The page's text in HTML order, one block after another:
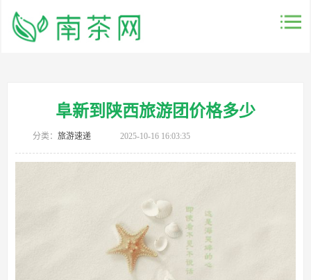
阜新到陕西旅游团价格多少
分类： 旅游速递 2025-10-16 16:03:35